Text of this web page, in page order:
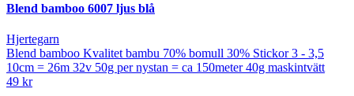
Blend bamboo 6007 ljus blå
Hjertegarn
Blend bamboo Kvalitet bambu 70% bomull 30% Stickor 3 - 3,5
10cm = 26m 32v 50g per nystan = ca 150meter 40g maskintvätt
49 kr